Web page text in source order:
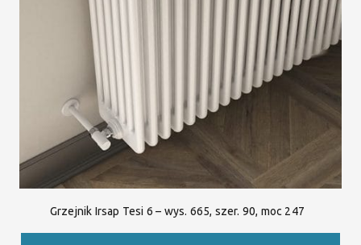
Grzejnik Irsap Tesi 6 – wys. 665, szer. 90, moc 247